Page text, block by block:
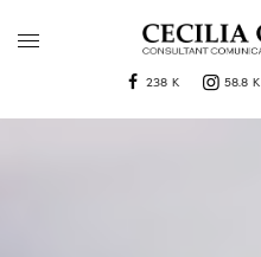
238 K 58.8 K